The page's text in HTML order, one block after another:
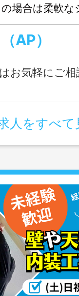
場合は柔軟
せて働けます
AP）
お気軽にご
人をすべて